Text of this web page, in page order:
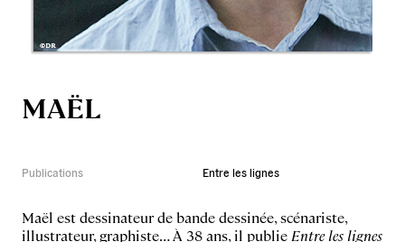
MAËL
Publications Entre les lignes
Maël est dessinateur de bande dessinée, scénariste,
illustrateur, graphiste… À 38 ans, il publie Entre les lignes